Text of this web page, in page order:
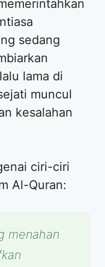
sedang
lama di
muncul
kesalahan
ciri-ciri
Al-Quran:
menahan